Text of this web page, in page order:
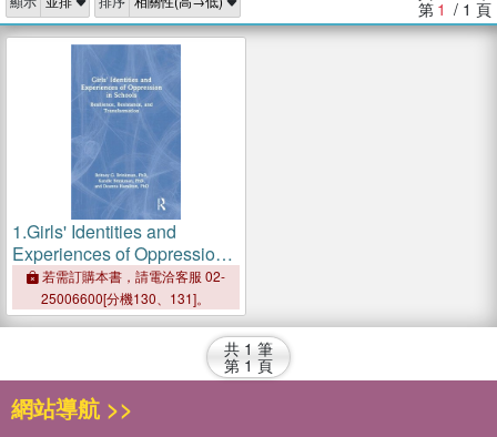
第 1 / 1 頁
1.Girls' Identities and
Experiences of Oppression
in Schools：Resilience,
Resistance, and
Transformation
若需訂購本書，請電洽客服 02-
25006600[分機130、131]。
共 1 筆
第 1 頁
網站導航 >>